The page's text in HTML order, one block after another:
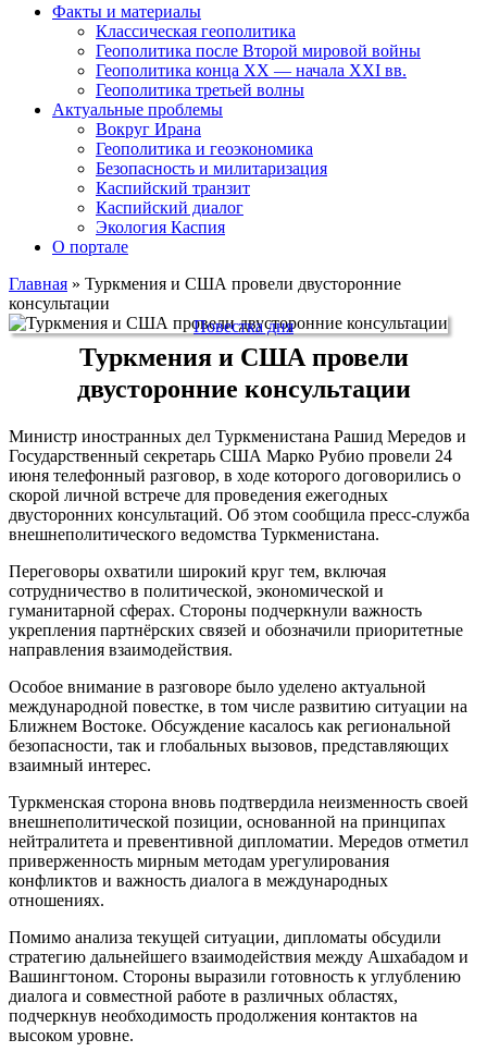
Факты и материалы
Классическая геополитика
Геополитика после Второй мировой войны
Геополитика конца XX — начала XXI вв.
Геополитика третьей волны
Актуальные проблемы
Вокруг Ирана
Геополитика и геоэкономика
Безопасность и милитаризация
Каспийский транзит
Каспийский диалог
Экология Каспия
О портале
Главная » Туркмения и США провели двусторонние
консультации
Повестка дня
Туркмения и США провели
двусторонние консультации
Министр иностранных дел Туркменистана Рашид Мередов и
Государственный секретарь США Марко Рубио провели 24
июня телефонный разговор, в ходе которого договорились о
скорой личной встрече для проведения ежегодных
двусторонних консультаций. Об этом сообщила пресс-служба
внешнеполитического ведомства Туркменистана.
Переговоры охватили широкий круг тем, включая
сотрудничество в политической, экономической и
гуманитарной сферах. Стороны подчеркнули важность
укрепления партнёрских связей и обозначили приоритетные
направления взаимодействия.
Особое внимание в разговоре было уделено актуальной
международной повестке, в том числе развитию ситуации на
Ближнем Востоке. Обсуждение касалось как региональной
безопасности, так и глобальных вызовов, представляющих
взаимный интерес.
Туркменская сторона вновь подтвердила неизменность своей
внешнеполитической позиции, основанной на принципах
нейтралитета и превентивной дипломатии. Мередов отметил
приверженность мирным методам урегулирования
конфликтов и важность диалога в международных
отношениях.
Помимо анализа текущей ситуации, дипломаты обсудили
стратегию дальнейшего взаимодействия между Ашхабадом и
Вашингтоном. Стороны выразили готовность к углублению
диалога и совместной работе в различных областях,
подчеркнув необходимость продолжения контактов на
высоком уровне.